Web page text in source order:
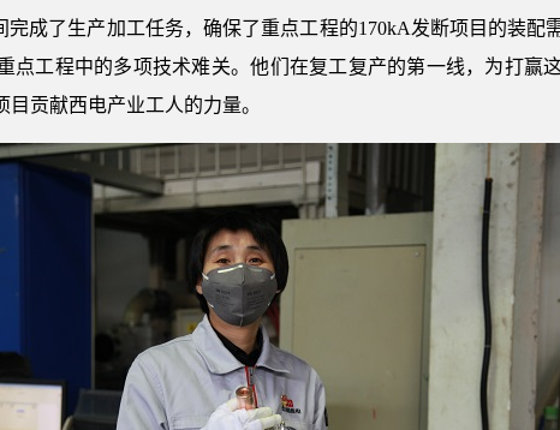
完成了生产加工任务，确保了重点工程的170kA发断项目的装配
点工程中的多项技术难关。他们在复工复产的第一线，为打赢
贡献西电产业工人的力量。